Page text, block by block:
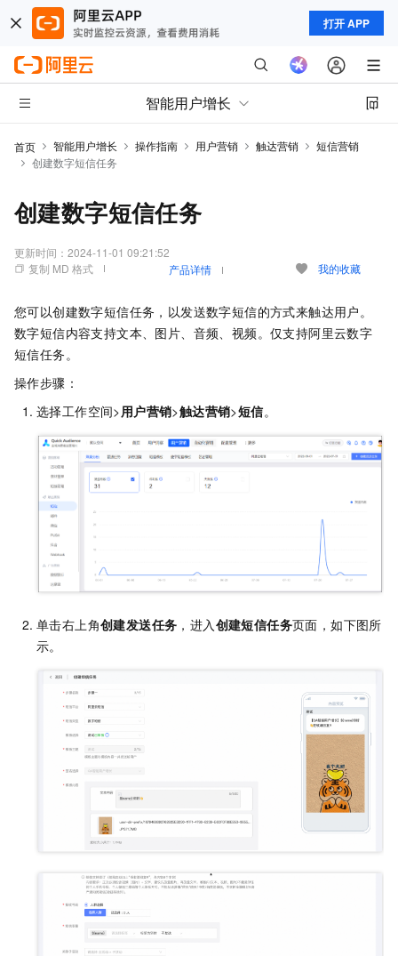
打开 APP
智能用户增长
首页 智能用户增长 操作指南 用户营销 触达营销
短信营销
创建数字短信任务
创建数字短信任务
更新时间： 2024-11-01 09:21:52
复制 MD 格式
产品详情 我的收藏
您可以创建数字短信任务，以发送数字短信的方式来触达用户。
数字短信内容支持文本、图片、音频、视频。仅支持阿里云数字
短信任务。
操作步骤：
选择工作空间>用户营销>触达营销>短信。
单击右上角创建发送任务 ，进入创建短信任务页面，如下图所
示。